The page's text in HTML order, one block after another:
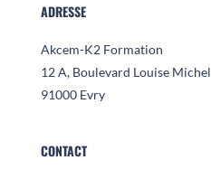
ADRESSE
Akcem-K2 Formation
12 A, Boulevard Louise Michel
91000 Evry
CONTACT